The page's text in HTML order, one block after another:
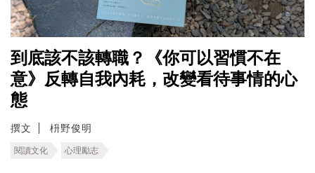
到底該不該轉職？《你可以習慣不在
意》反轉自我內耗，改變看待事情的心
態
撰文 枡野俊明
閱讀文化 心理勵志